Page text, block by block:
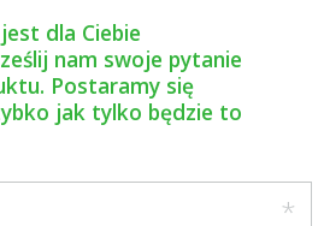
dla Ciebie
nam swoje pytanie
Postaramy się
jak tylko będzie to